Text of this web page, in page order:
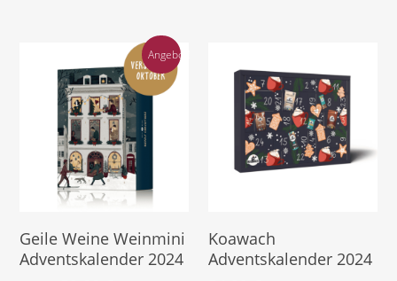
Angebot!
Geile Weine Weinmini
Adventskalender 2024
Koawach
Adventskalender 2024